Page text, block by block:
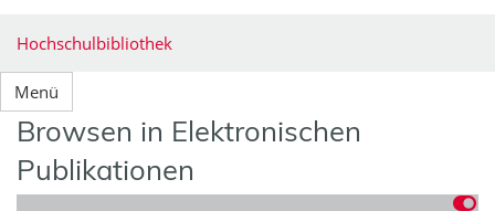
Hochschulbibliothek
Menü
Browsen in Elektronischen
Publikationen